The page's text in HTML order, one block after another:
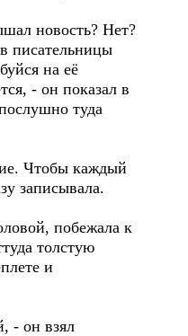
новость? Нет?
писательницы
на её
- он показал в
туда
Чтобы каждый
записывала.
побежала к
толстую
и
он взял